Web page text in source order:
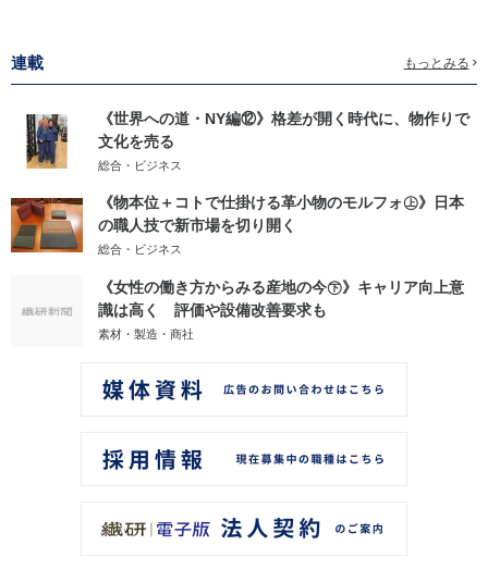
連載 もっとみる
《世界への道・NY編⑫》格差が開く時代に、物作りで
文化を売る
総合・ビジネス
《物本位＋コトで仕掛ける革小物のモルフォ㊤》日本
の職人技で新市場を切り開く
総合・ビジネス
《女性の働き方からみる産地の今㊦》キャリア向上意
識は高く 評価や設備改善要求も
素材・製造・商社